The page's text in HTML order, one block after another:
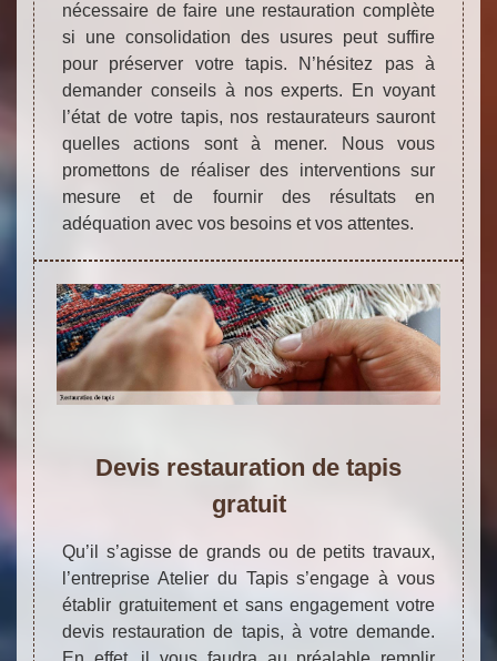
nécessaire de faire une restauration complète
si une consolidation des usures peut suffire
pour préserver votre tapis. N’hésitez pas à
demander conseils à nos experts. En voyant
l’état de votre tapis, nos restaurateurs sauront
quelles actions sont à mener. Nous vous
promettons de réaliser des interventions sur
mesure et de fournir des résultats en
adéquation avec vos besoins et vos attentes.
Devis restauration de tapis
gratuit
Qu’il s’agisse de grands ou de petits travaux,
l’entreprise Atelier du Tapis s’engage à vous
établir gratuitement et sans engagement votre
devis restauration de tapis, à votre demande.